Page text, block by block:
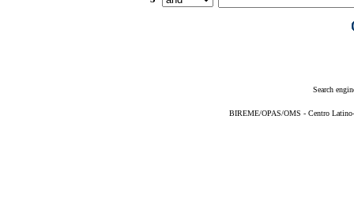
Search
BIREME/OPAS/OMS - Centro Latino-